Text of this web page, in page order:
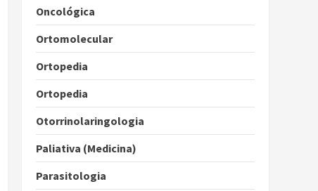
Oncológica
Ortomolecular
Ortopedia
Ortopedia
Otorrinolaringologia
Paliativa (Medicina)
Parasitologia